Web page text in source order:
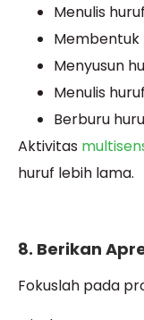
Menulis
Membentuk
Menyusun
Menulis
Berburu
Aktivitas
huruf lebih lama.
8. Berikan
Fokuslah pada